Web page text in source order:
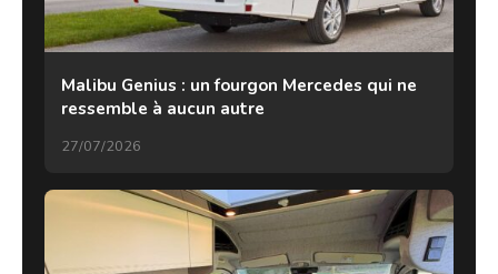
Malibu Genius : un fourgon Mercedes qui ne
ressemble à aucun autre
27/07/2026